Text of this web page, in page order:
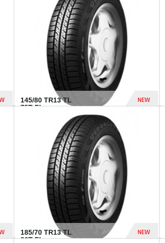
448 Dhs
145/80 TR13 TL
75T FI...
NEW
185/70 TR13 TL
86T FI...
NEW